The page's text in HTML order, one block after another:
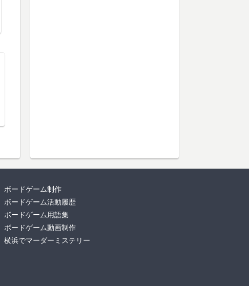
ボードゲーム制作
ボードゲーム活動履歴
ボードゲーム用語集
ボードゲーム動画制作
横浜でマーダーミステリー